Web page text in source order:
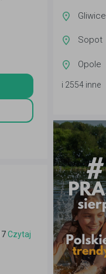
Czytaj
Gliwice
Sopot
Opole
i 2554 inne